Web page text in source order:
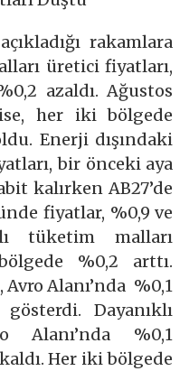
rakamlara
üretici fiyatları,
azaldı. Ağustos
her iki bölgede
Enerji dışındaki
bir önceki aya
kalırken AB27’de
fiyatlar, %0,9 ve
tüketim malları
%0,2 arttı.
Alanı’nda %0,1
Dayanıklı
Alanı’nda %0,1
Her iki bölgede